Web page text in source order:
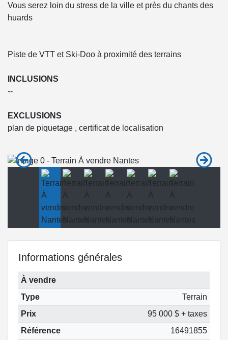
Vous serez loin du stress de la ville et près du chants des
huards
Piste de VTT et Ski-Doo à proximité des terrains
INCLUSIONS
--
EXCLUSIONS
plan de piquetage , certificat de localisation
Informations générales
À vendre
Type
Terrain
Prix
95 000 $ + taxes
Référence
16491855